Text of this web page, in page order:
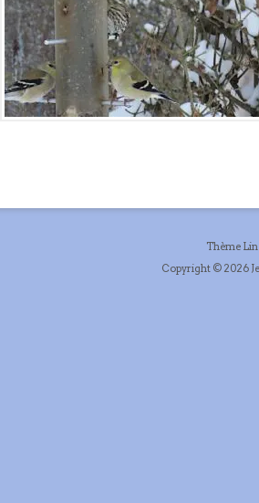
Thème
Copyright © 2026